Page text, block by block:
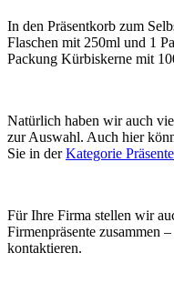
In den Präsentkorb zum
Flaschen mit 250ml und 1
Packung Kürbiskerne mit
Natürlich haben wir auch
zur Auswahl. Auch hier
Sie in derKategorie Präsente
Für Ihre Firma stellen wir
Firmenpräsente zusammen
kontaktieren.